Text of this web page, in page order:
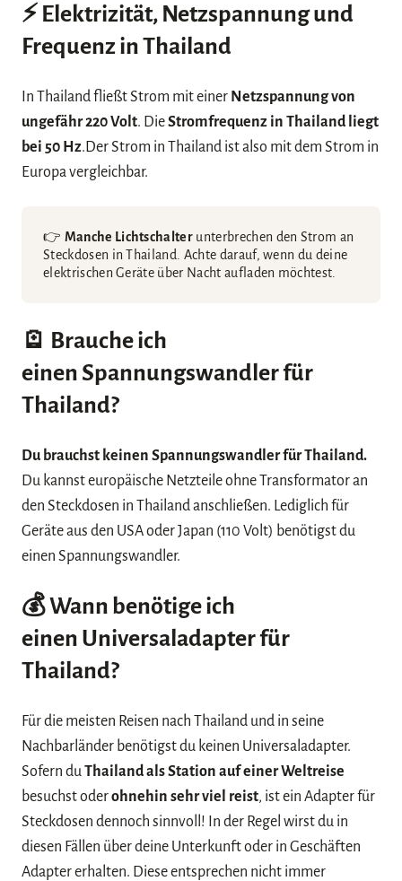
⚡ Elektrizität, Netzspannung und
Frequenz in Thailand
In Thailand fließt Strom mit einer Netzspannung von
ungefähr 220 Volt. DieStromfrequenz in Thailand liegt
bei 50 Hz.Der Strom in Thailand ist also mit dem Strom in
Europa vergleichbar.
👉 Manche Lichtschalter unterbrechen den Strom an
Steckdosen in Thailand. Achte darauf, wenn du deine
elektrischen Geräte über Nacht aufladen möchtest.
🪫 Brauche ich
einen Spannungswandler für
Thailand?
Du brauchst keinen Spannungswandler für Thailand.
Du kannst europäische Netzteile ohne Transformator an
den Steckdosen in Thailand anschließen. Lediglich für
Geräte aus den USA oder Japan (110 Volt) benötigst du
einen Spannungswandler.
💰 Wann benötige ich
einen Universaladapter für
Thailand?
Für die meisten Reisen nach Thailand und in seine
Nachbarländer benötigst du keinen Universaladapter.
Sofern du Thailand als Station auf einer Weltreise
besuchst oderohnehin sehr viel reist, ist ein Adapter für
Steckdosen dennoch sinnvoll! In der Regel wirst du in
diesen Fällen über deine Unterkunft oder in Geschäften
Adapter erhalten. Diese entsprechen nicht immer